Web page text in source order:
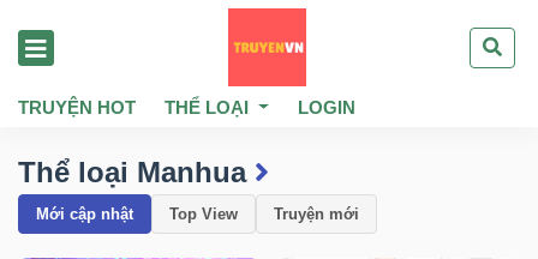
TRUYỆN HOT THỂ LOẠI LOGIN
Thể loại Manhua
Mới cập nhật Top View Truyện mới